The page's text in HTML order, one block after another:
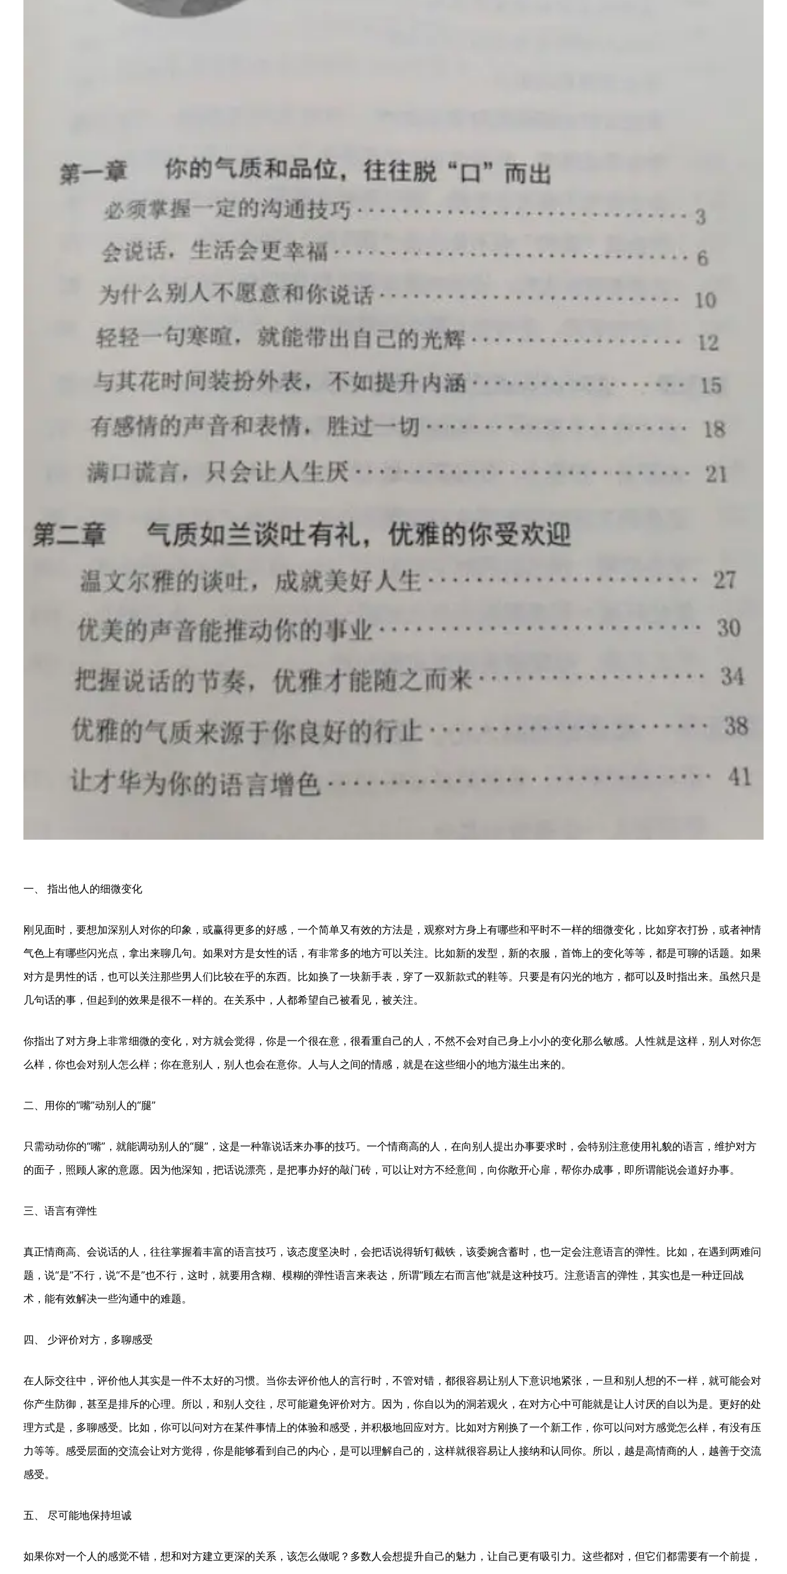
一、 指出他人的细微变化
刚见面时，要想加深别人对你的印象，或赢得更多的好感，一个简单又有效的方法是，观察对方身上有哪些和平时不一样的细微变化，比如穿衣打扮，或者神情
气色上有哪些闪光点，拿出来聊几句。如果对方是女性的话，有非常多的地方可以关注。比如新的发型，新的衣服，首饰上的变化等等，都是可聊的话题。如果
对方是男性的话，也可以关注那些男人们比较在乎的东西。比如换了一块新手表，穿了一双新款式的鞋等。只要是有闪光的地方，都可以及时指出来。虽然只是
几句话的事，但起到的效果是很不一样的。在关系中，人都希望自己被看见，被关注。
你指出了对方身上非常细微的变化，对方就会觉得，你是一个很在意，很看重自己的人，不然不会对自己身上小小的变化那么敏感。人性就是这样，别人对你怎
么样，你也会对别人怎么样；你在意别人，别人也会在意你。人与人之间的情感，就是在这些细小的地方滋生出来的。
二、用你的“嘴”动别人的“腿”
只需动动你的“嘴”，就能调动别人的“腿”，这是一种靠说话来办事的技巧。一个情商高的人，在向别人提出办事要求时，会特别注意使用礼貌的语言，维护对方
的面子，照顾人家的意愿。因为他深知，把话说漂亮，是把事办好的敲门砖，可以让对方不经意间，向你敞开心扉，帮你办成事，即所谓能说会道好办事。
三、语言有弹性
真正情商高、会说话的人，往往掌握着丰富的语言技巧，该态度坚决时，会把话说得斩钉截铁，该委婉含蓄时，也一定会注意语言的弹性。比如，在遇到两难问
题，说“是”不行，说“不是”也不行，这时，就要用含糊、模糊的弹性语言来表达，所谓“顾左右而言他”就是这种技巧。注意语言的弹性，其实也是一种迂回战
术，能有效解决一些沟通中的难题。
四、 少评价对方，多聊感受
在人际交往中，评价他人其实是一件不太好的习惯。当你去评价他人的言行时，不管对错，都很容易让别人下意识地紧张，一旦和别人想的不一样，就可能会对
你产生防御，甚至是排斥的心理。所以，和别人交往，尽可能避免评价对方。因为，你自以为的洞若观火，在对方心中可能就是让人讨厌的自以为是。更好的处
理方式是，多聊感受。比如，你可以问对方在某件事情上的体验和感受，并积极地回应对方。比如对方刚换了一个新工作，你可以问对方感觉怎么样，有没有压
力等等。感受层面的交流会让对方觉得，你是能够看到自己的内心，是可以理解自己的，这样就很容易让人接纳和认同你。所以，越是高情商的人，越善于交流
感受。
五、 尽可能地保持坦诚
如果你对一个人的感觉不错，想和对方建立更深的关系，该怎么做呢？多数人会想提升自己的魅力，让自己更有吸引力。这些都对，但它们都需要有一个前提，